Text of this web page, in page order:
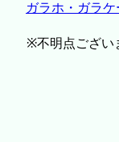
ガラホ・ガラ
※不明点ござい